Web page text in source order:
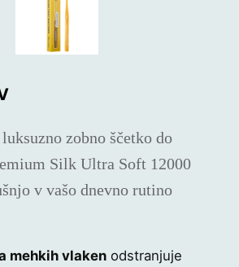
zobno ščetko do
Silk Ultra Soft 12000
v vašo dnevno rutino
mehkih vlaken odstranjuje